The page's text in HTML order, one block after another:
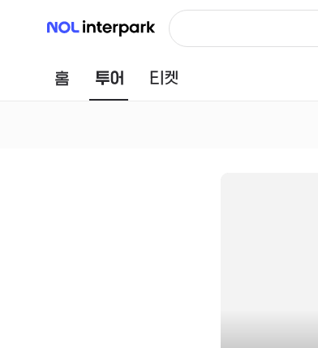
NOL 인터파크
홈 투어